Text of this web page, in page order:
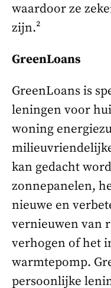
waardoor ze
zijn.²
GreenLoans
GreenLoans is
leningen voor
woning
kan gedacht
zonnepanelen,
nieuwe en
vernieuwen van
verhogen of het
warmtepomp.
persoonlijke